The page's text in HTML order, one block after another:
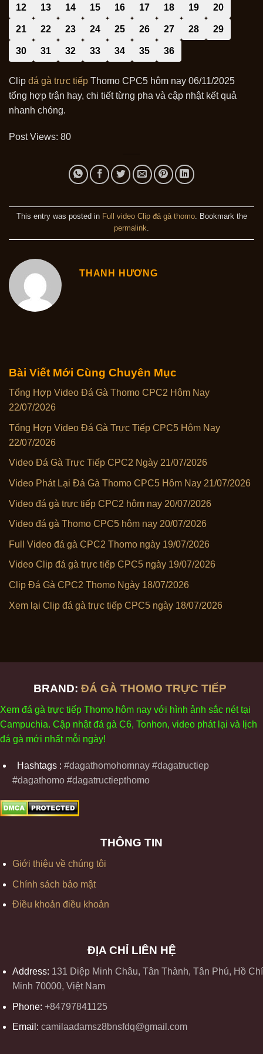
Bài Viết Mới Cùng Chuyên Mục
Tổng Hợp Video Đá Gà Thomo CPC2 Hôm Nay
22/07/2026
Tổng Hợp Video Đá Gà Trực Tiếp CPC5 Hôm Nay
22/07/2026
Video Đá Gà Trực Tiếp CPC2 Ngày 21/07/2026
Video Phát Lại Đá Gà Thomo CPC5 Hôm Nay 21/07/2026
Video đá gà trực tiếp CPC2 hôm nay 20/07/2026
Video đá gà Thomo CPC5 hôm nay 20/07/2026
Full Video đá gà CPC2 Thomo ngày 19/07/2026
Video Clip đá gà trực tiếp CPC5 ngày 19/07/2026
Clip Đá Gà CPC2 Thomo Ngày 18/07/2026
Xem lại Clip đá gà trực tiếp CPC5 ngày 18/07/2026
12 13 14 15 16 17 18 19 20
21 22 23 24 25 26 27 28 29
30 31 32 33 34 35 36
Clip đá gà trực tiếp Thomo CPC5 hôm nay 06/11/2025
tổng hợp trận hay, chi tiết từng pha và cập nhật kết quả
nhanh chóng.
Post Views: 80
This entry was posted in Full video Clip đá gà thomo. Bookmark the
permalink
THANH HƯƠNG
BRAND: ĐÁ GÀ THOMO TRỰC TIẾP
Xem đá gà trực tiếp Thomo hôm nay với hình ảnh sắc néttại
Campuchia. Cập nhậtđá gà C6, Tonhon, video phátl ại và ịch
đá gà mới nhất mỗi ngày!
Hashtags : #dagathomohomnay #dagatructiep
#dagathomo #dagatructiepthomo
THÔNG TIN
Giới thiệu về chúng tôi
Chính sách bảo mật
Điều khoản điều khoản
ĐỊA CHỈ LIÊN HỆ
Address: 131 Diệp Minh Châu, Tân Thành, Tân Phú, Hồ Chí
Minh 70000, Việt Nam
Phone: +84797841125
Email: camilaadamsz8bnsfdq@gmail.com